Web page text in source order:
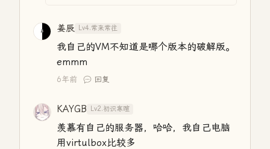
姜辰 Lv4.常来常往
我自己的VM不知道是哪个版本的破解版。
emmm
6年前 回复
KAYGB Lv2.初识寒暄
羡慕有自己的服务器，哈哈，我自己电脑
用virtulbox比较多